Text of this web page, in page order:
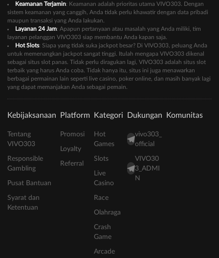
Keamanan Terjamin: Keamanan adalah prioritas utama VIVO303. Dengan
sistem keamanan yang canggih, Anda tidak perlu khawatir dengan data pribadi
maupun transaksi yang Anda lakukan.
Layanan 24 Jam: Apapun pertanyaan atau masalah yang Anda miliki, tim
layanan pelanggan VIVO303 siap membantu Anda kapan saja.
Hot Slots: Siapa yang tidak suka jackpot besar? Di VIVO303, peluang Anda
untuk memenangkan jackpot sangat tinggi. Itulah mengapa VIVO303 dikenal
sebagai situs slot panas. Tidak perlu diragukan lagi, VIVO303 adalah situs slot
terbaik yang harus Anda coba. Tidak hanya itu, situs ini juga menawarkan
berbagai permainan lain seperti live casino, poker online, dan masih banyak lagi
yang dapat memanjakan Anda sebagai pemain.
Kebijaksanaan
Tentang
VIVO303
Responsible
Gambling
Pusat Bantuan
Syarat dan
Ketentuan
Platform
Promosi
Loyalty
Referral
Kategori
Hot
Games
Slots
Live
Casino
Race
Olahraga
Crash
Game
Arcade
Dukungan
vivo303_
official
VIVO30
3_ADMI
N
Komunitas